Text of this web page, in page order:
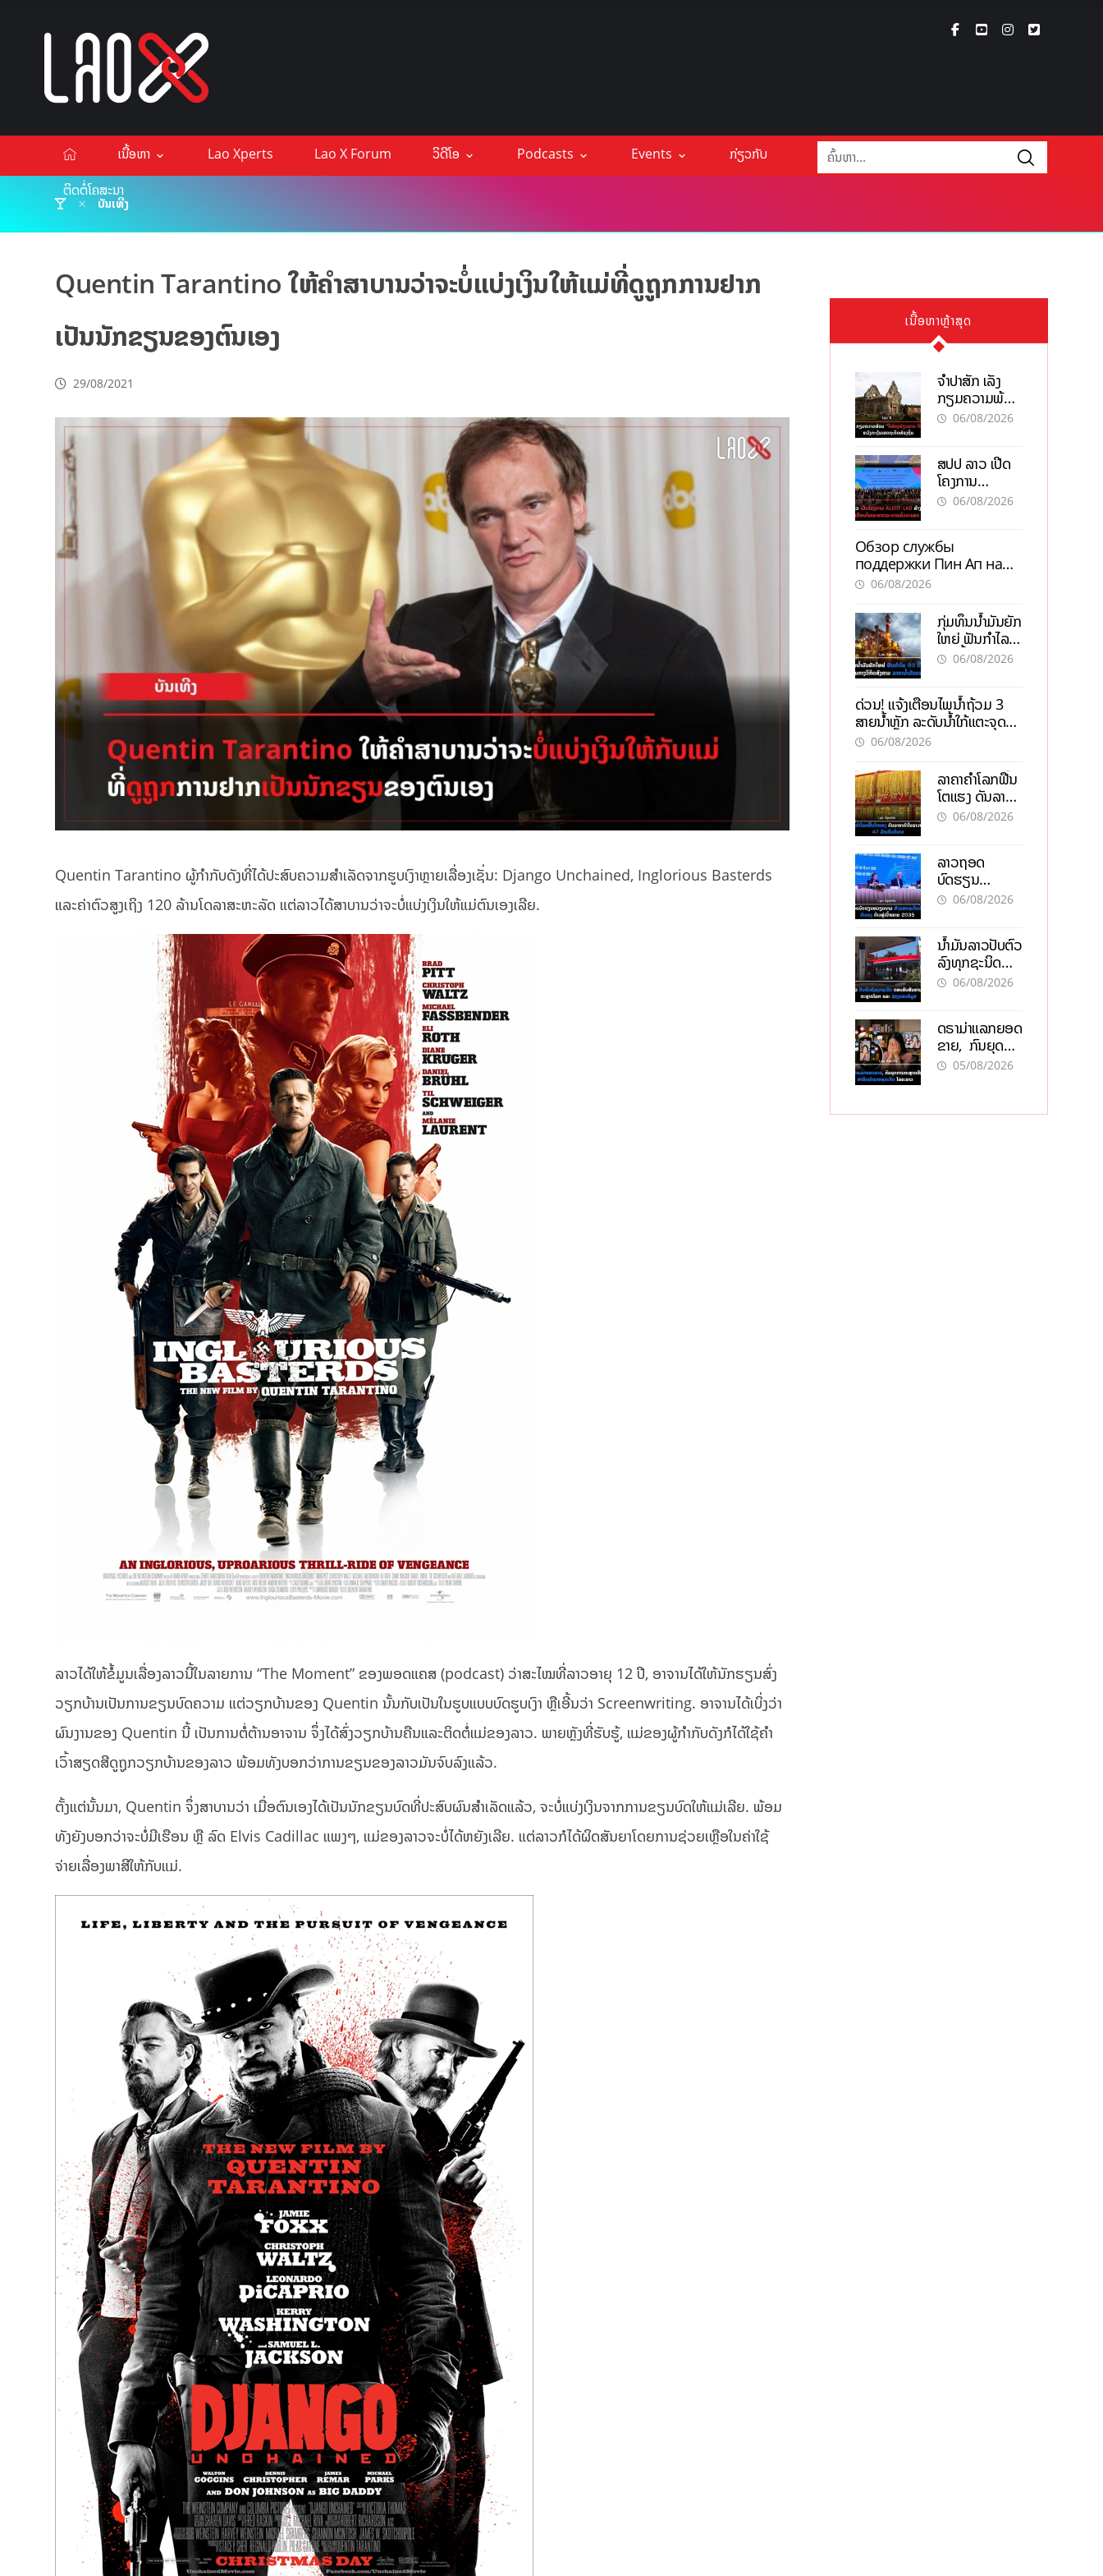
ເນື້ອຫາ Lao Xperts Lao X Forum ວິດີໂອ Podcasts Events
ກ່ຽວກັບ
ຕິດຕໍ່ໂຄສະນາ
ບັນເທີງ
Quentin Tarantino ໃຫ້ຄຳສາບານວ່າຈະບໍ່ແບ່ງເງິນໃຫ້ແມ່ທີ່ດູຖູກການຢາກ
ເປັນນັກຂຽນຂອງຕົນເອງ
29/08/2021
Quentin Tarantino ຜູ້ກຳກັບດັງທີ່ໄດ້ປະສົບຄວາມສຳເລັດຈາກຮູບເງົາຫຼາຍເລື່ອງເຊັ່ນ: Django Unchained, Inglorious Basterds
ແລະຄ່າຕົວສູງເຖິງ 120 ລ້ານໂດລາສະຫະລັດ ແຕ່ລາວໄດ້ສາບານວ່າຈະບໍ່ແບ່ງເງິນໃຫ້ແມ່ຕົນເອງເລີຍ.
ລາວໄດ້ໃຫ້ຂໍ້ມູນເລື່ອງລາວນີ້ໃນລາຍການ “The Moment” ຂອງພອດແຄສ (podcast) ວ່າສະໄໝທີ່ລາວອາຍຸ 12 ປີ,​ ອາຈານໄດ້ໃຫ້ນັກຮຽນສົ່ງ
ວຽກບ້ານເປັນການຂຽນບົດຄວາມ ແຕ່ວຽກບ້ານຂອງ Quentin ນັ້ນກັບເປັນໃນຮູບແບບບົດຮູບເງົາ ຫຼືເອີ້ນວ່າ Screenwriting. ອາຈານໄດ້ເບິ່ງວ່າ
ຜົນງານຂອງ Quentin ນີ້ ເປັນການຕໍ່ຕ້ານອາຈານ ຈຶ່ງໄດ້ສົ່ງວຽກບ້ານຄືນແລະຕິດຕໍ່ແມ່ຂອງລາວ. ພາຍຫຼັງທີ່ຮັບຮູ້, ແມ່ຂອງຜູ້ກຳກັບດັງກໍໄດ້ໃຊ້ຄຳ
ເວົ້າສຽດສີດູຖູກວຽກບ້ານຂອງລາວ ພ້ອມທັງບອກວ່າການຂຽນຂອງລາວມັນຈົບລົງແລ້ວ.
ຕັ້ງແຕ່ນັ້ນມາ, Quentin ຈຶ່ງສາບານວ່າ ເມື່ອຕົນເອງໄດ້ເປັນນັກຂຽນບົດທີ່ປະສົບຜົນສຳເລັດແລ້ວ, ຈະບໍ່ແບ່ງເງິນຈາກການຂຽນບົດໃຫ້ແມ່ເລີຍ. ພ້ອມ
ທັງຍັງບອກວ່າຈະບໍ່ມີເຮືອນ ຫຼື ລົດ Elvis Cadillac ແພງໆ,​ ແມ່ຂອງລາວຈະບໍ່ໄດ້ຫຍັງເລີຍ. ແຕ່ລາວກໍໄດ້ຜິດສັນຍາໂດຍການຊ່ວຍເຫຼືອໃນຄ່າໃຊ້
ຈ່າຍເລື່ອງພາສີໃຫ້ກັບແມ່.
ເນື້ອຫາຫຼ້າສຸດ
ຈຳປາສັກ ເລັ່ງ
ກຽມຄວາມພ້ອມ
“ປີທ່ອງທ່ຽວ
ເສດຖະກິດ
ທ້ອງຖິ່ນ
06/08/2026
ສປປ ລາວ ເປີດ
ໂຄງການ
ALERT-LAO
ລະບາດທົ່ວ
ປະເທດ
06/08/2026
Обзор службы
поддержки Пин Ап на
официальном сайте с
информацией
06/08/2026
ກຸ່ມທຶນນ້ຳມັນຍັກ
ໃຫຍ່ ຟັນກຳໄລ
93 ຕື້ໂດລາ
ນໍ້າມັນແພງ
06/08/2026
ດ່ວນ! ແຈ້ງເຕືອນໄພນໍ້າຖ້ວມ 3
ສາຍນໍ້າຫຼັກ ລະດັບນໍ້າໃກ້ແຕະຈຸດ
ອັນຕະລາຍ
06/08/2026
ລາຄາຄຳໂລກຟື້ນ
ໂຕແຮງ ດັນລາຄາ
ຄຳໃນລາວທະລຸ
06/08/2026
ລາວຖອດ
ບົດຮຽນ
ຫວຽດນາມ ສ້າງ
ເປົ້າໝາຍ 2035
06/08/2026
ນໍ້າມັນລາວປັບຕົວ
ລົງທຸກຊະນິດ
ຕອບຮັບສັນຍານ
ແຄບຮໍມູສ
06/08/2026
ດຣາມ່າແລກຍອດ
ຂາຍ, ກົນຍຸດ
ການຕະຫຼາດສີ
ໄລຍະຍາວ
05/08/2026